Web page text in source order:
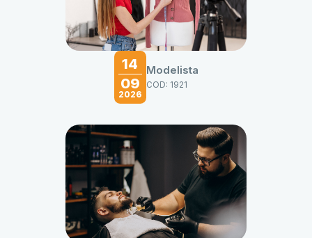
14
09
2026
Modelista
COD: 1921